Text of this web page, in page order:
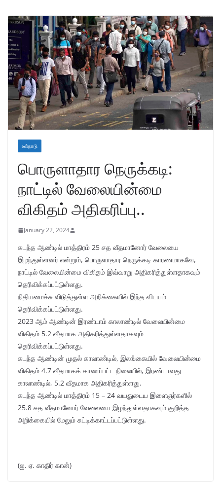
உள்நாடு
பொருளாதார நெருக்கடி:
நாட்டில் வேலையின்மை
விகிதம் அதிகரிப்பு..
January 22, 2024
கடந்த ஆண்டில் மாத்திரம் 25 சத வீதமானோர் வேலையை
இழந்துள்ளனர் என்றும், பொருளாதார நெருக்கடி காரணமாகவே,
நாட்டில் வேலையின்மை விகிதம் இவ்வாறு அதிகரித்துள்ளதாகவும்
தெரிவிக்கப்பட்டுள்ளது.
நிதியமைச்சு விடுத்துள்ள அறிக்கையில் இந்த விடயம்
தெரிவிக்கப்பட்டுள்ளது.
2023 ஆம் ஆண்டின் இரண்டாம் காலாண்டில் வேலையின்மை
விகிதம் 5.2 வீதமாக அதிகரித்துள்ளதாகவும்
தெரிவிக்கப்பட்டுள்ளது.
கடந்த ஆண்டின் முதல் காலாண்டில், இலங்கையில் வேலையின்மை
விகிதம் 4.7 வீதமாகக் காணப்பட்ட நிலையில், இரண்டாவது
காலாண்டில், 5.2 வீதமாக அதிகரித்துள்ளது.
கடந்த ஆண்டில் மாத்திரம் 15 – 24 வயதுடைய இளைஞர்களில்
25.8 சத வீதமானோர் வேலையை இழந்துள்ளதாகவும் குறித்த
அறிக்கையில் மேலும் சுட்டிக்காட்டப்பட்டுள்ளது.
(ஐ. ஏ. காதிர் கான்)